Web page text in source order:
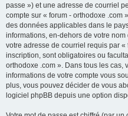
passe ») et une adresse de courriel
compte sur « forum - orthodoxe .com
des données applicables dans le
informations, en-dehors de votre nom
votre adresse de courriel requis par
inscription, sont obligatoires ou
orthodoxe .com ». Dans tous les cas,
informations de votre compte vous
plus, vous pouvez décider de vous
logiciel phpBB depuis une option